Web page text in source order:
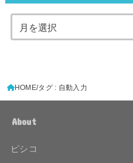
HOME タグ : 自動入力
About
ピシコ